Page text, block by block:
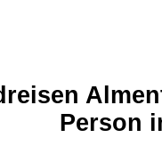
Person